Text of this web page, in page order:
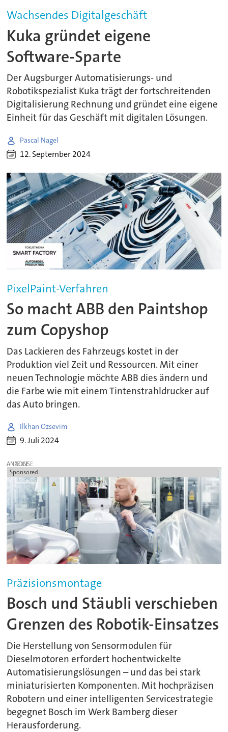
Wachsendes Digitalgeschäft
Kuka gründet eigene
Software-Sparte
Der Augsburger Automatisierungs- und
Robotikspezialist Kuka trägt der fortschreitenden
Digitalisierung Rechnung und gründet eine eigene
Einheit für das Geschäft mit digitalen Lösungen.
Pascal Nagel
12. September 2024
PixelPaint-Verfahren
So macht ABB den Paintshop
zum Copyshop
Das Lackieren des Fahrzeugs kostet in der
Produktion viel Zeit und Ressourcen. Mit einer
neuen Technologie möchte ABB dies ändern und
die Farbe wie mit einem Tintenstrahldrucker auf
das Auto bringen.
Ilkhan Ozsevim
9. Juli 2024
ANZEIGE
Sponsored
Präzisionsmontage
Bosch und Stäubli verschieben
Grenzen des Robotik-Einsatzes
Die Herstellung von Sensormodulen für
Dieselmotoren erfordert hochentwickelte
Automatisierungslösungen – und das bei stark
miniaturisierten Komponenten. Mit hochpräzisen
Robotern und einer intelligenten Servicestrategie
begegnet Bosch im Werk Bamberg dieser
Herausforderung.